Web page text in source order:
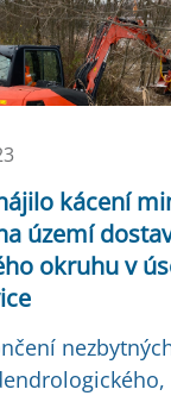
kácení
území
okruhu v